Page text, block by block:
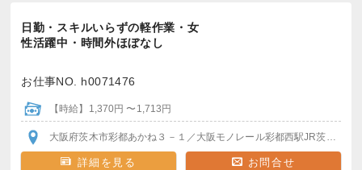
日勤・スキルいらずの軽作業・女
性活躍中・時間外ほぼなし
お仕事NO. h0071476
【時給】1,370円 〜1,713円
大阪府茨木市彩都あかね３－１ ／大阪モノレール彩都西駅JR茨木駅
詳細を見る お問合せ